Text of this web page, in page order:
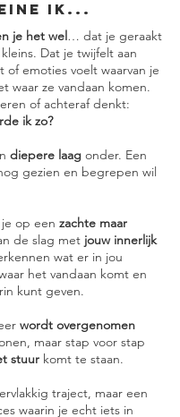
ik...
je het wel… dat je geraakt
Dat je twijfelt aan
of emoties voelt waarvan je
waar ze vandaan komen.
of achteraf denkt:
ik zo?
diepere laag onder. Een
gezien en begrepen wil
op een zachte maar
de slag met jouw innerlijk
wat er in jou
het vandaan komt en
kunt geven.
wordt overgenomen
maar stap voor stap
stuur komt te staan.
traject, maar een
waarin je echt iets in